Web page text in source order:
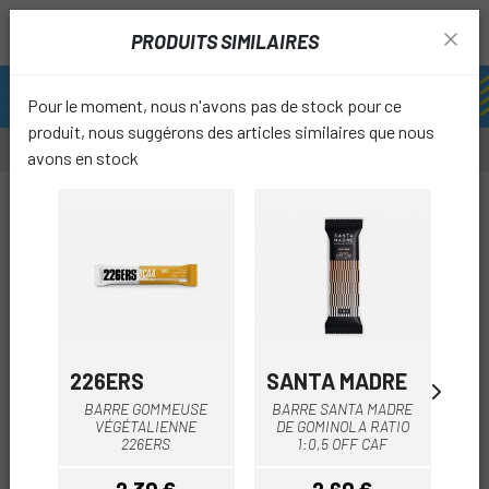
PRODUITS SIMILAIRES
Pour le moment, nous n'avons pas de stock pour ce
produit, nous suggérons des articles similaires que nous
avons en stock
226ERS
BARRE GOMMEUSE
VÉGÉTALIENNE
226ERS
SANTA MADRE
BARRE SANTA MADRE
DE GOMINOLA RATIO
1:0,5 OFF CAF